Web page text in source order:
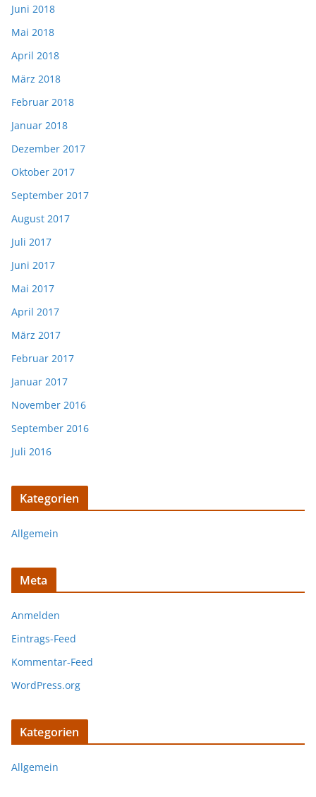
Juni 2018
Mai 2018
April 2018
März 2018
Februar 2018
Januar 2018
Dezember 2017
Oktober 2017
September 2017
August 2017
Juli 2017
Juni 2017
Mai 2017
April 2017
März 2017
Februar 2017
Januar 2017
November 2016
September 2016
Juli 2016
Kategorien
Allgemein
Meta
Anmelden
Eintrags-Feed
Kommentar-Feed
WordPress.org
Kategorien
Allgemein